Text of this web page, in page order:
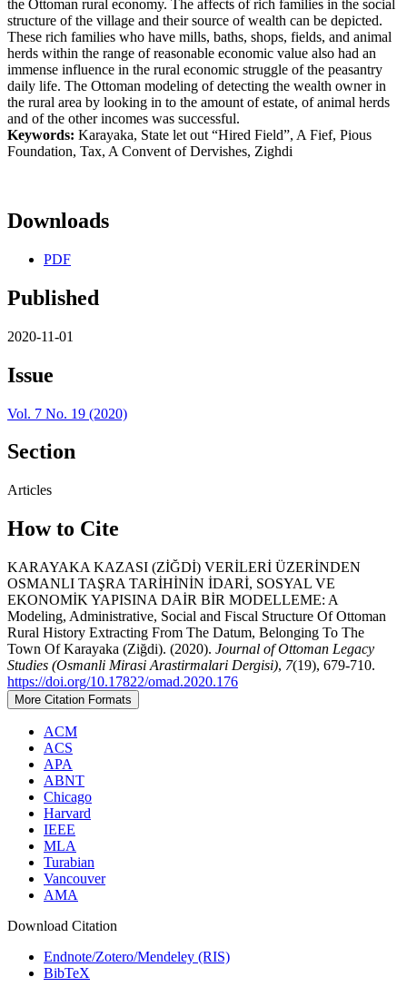
the Ottoman rural economy. The affects of rich families in the social
structure of the village and their source of wealth can be depicted.
These rich families who have mills, baths, shops, fields, and animal
herds within the range of reasonable economic value also had an
immense influence in the rural economic struggle of the peasantry
daily life. The Ottoman modeling of detecting the wealth owner in
the rural area by looking in to the amount of estate, of animal herds
and of the other incomes was successful.
Keywords: Karayaka, State let out “Hired Field”, A Fief, Pious
Foundation, Tax, A Convent of Dervishes, Zighdi
Downloads
PDF
Published
2020-11-01
Issue
Vol. 7 No. 19 (2020)
Section
Articles
How to Cite
KARAYAKA KAZASI (ZİĞDİ) VERİLERİ ÜZERİNDEN
OSMANLI TAŞRA TARİHİNİN İDARİ, SOSYAL VE
EKONOMİK YAPISINA DAİR BİR MODELLEME: A
Modeling, Administrative, Social and Fiscal Structure Of Ottoman
Rural History Extracting From The Datum, Belonging To The
Town Of Karayaka (Ziğdi). (2020). Journal of Ottoman Legacy
Studies (Osmanli Mirasi Arastirmalari Dergisi), 7(19), 679-710.
https://doi.org/10.17822/omad.2020.176
More Citation Formats
ACM
ACS
APA
ABNT
Chicago
Harvard
IEEE
MLA
Turabian
Vancouver
AMA
Download Citation
Endnote/Zotero/Mendeley (RIS)
BibTeX